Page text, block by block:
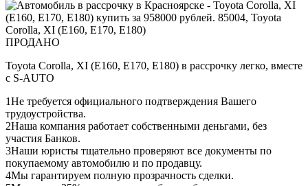
ПРОДАНО
Toyota Corolla, XI (E160, E170, E180) в рассрочку легко, вместе
с S-AUTO
1Не требуется официального подтверждения Вашего
трудоустройства.
2Наша компания работает собственными деньгами, без
участия Банков.
3Наши юристы тщательно проверяют все документы по
покупаемому автомобилю и по продавцу.
4Мы гарантируем полную прозрачность сделки.